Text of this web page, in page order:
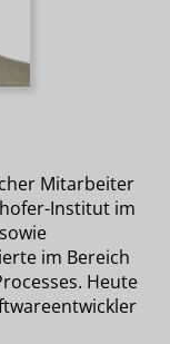
Mitarbeiter
Institut im
im Bereich
Heute